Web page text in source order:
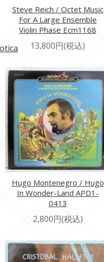
Steve Reich / Octet Music
For A Large Ensemble
Violin Phase Ecm1168
13,800円(税込)
Hugo Montenegro / Hugo
In Wonder-Land APD1-
0413
2,800円(税込)